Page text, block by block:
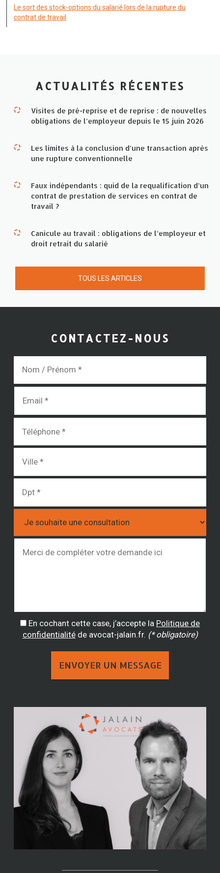
Le sort des stock-options du salarié lors de la rupture du
contrat de travail
ACTUALITÉS RÉCENTES
Visites de pré-reprise et de reprise : de nouvelles
obligations de l’employeur depuis le 15 juin 2026
Les limites à la conclusion d’une transaction après
une rupture conventionnelle
Faux indépendants : quid de la requalification d’un
contrat de prestation de services en contrat de
travail ?
Canicule au travail : obligations de l’employeur et
droit retrait du salarié
TOUS LES ARTICLES
CONTACTEZ-NOUS
En cochant cette case, j’accepte la Politique de
confidentialitéde avocat-jalain.fr. (* obligatoire)